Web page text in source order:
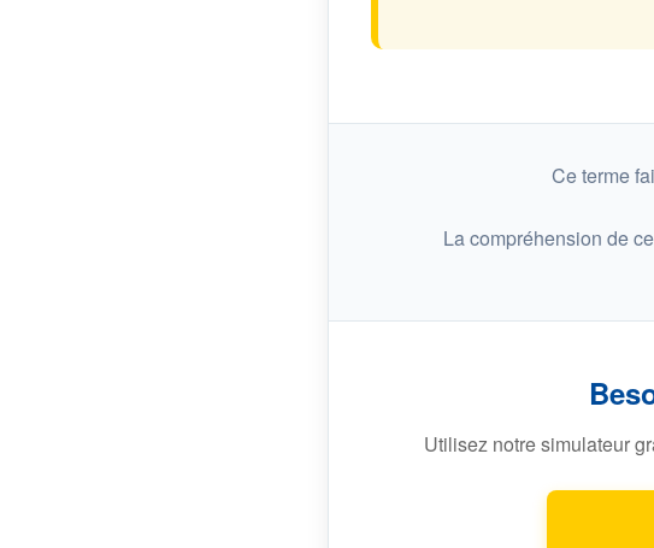
Ce terme
La compréhension de
Utilisez notre simulateur